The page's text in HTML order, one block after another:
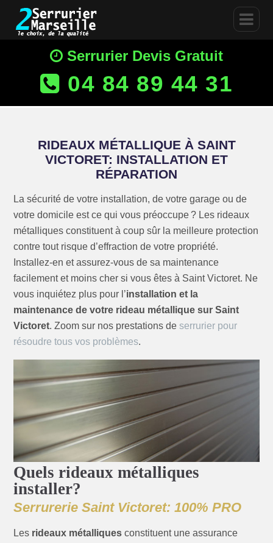
Serrurier Devis Gratuit
04 84 89 44 31
RIDEAUX MÉTALLIQUE À SAINT
VICTORET: INSTALLATION ET
RÉPARATION
La sécurité de votre installation, de votre garage ou de
votre domicile est ce qui vous préoccupe ? Les rideaux
métalliques constituent à coup sûr la meilleure protection
contre tout risque d’effraction de votre propriété.
Installez-en et assurez-vous de sa maintenance
facilement et moins cher si vous êtes à Saint Victoret. Ne
vous inquiétez plus pour l’installation et la
maintenance de votre rideau métallique sur Saint
Victoret. Zoom sur nos prestations deserrurier pour
résoudre tous vos problèmes.
Quels rideaux métalliques
installer?
Serrurerie Saint Victoret: 100% PRO
Les rideaux métalliques constituent une assurance